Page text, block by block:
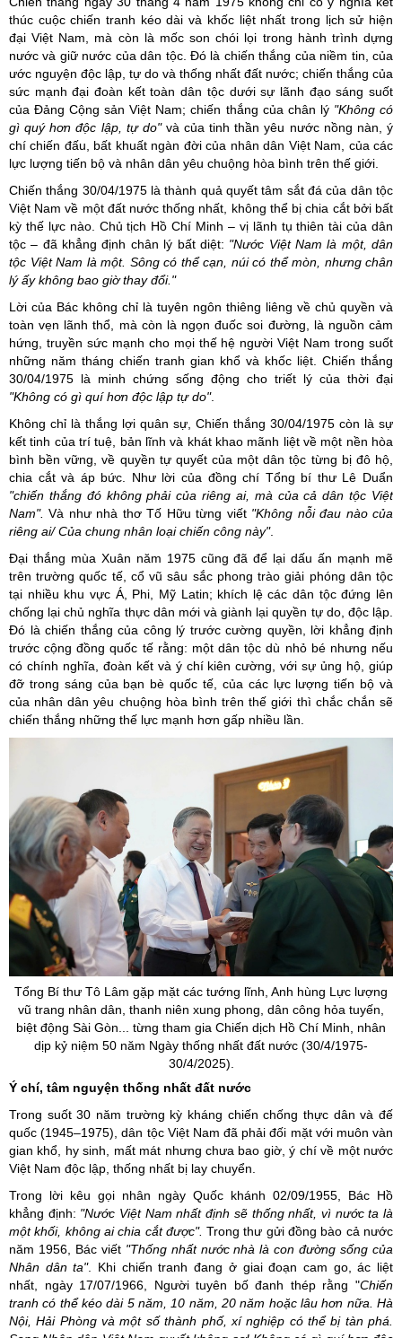
thúc cuộc chiến tranh kéo dài và khốc liệt nhất trong lịch sử hiện
đại Việt Nam, mà còn là mốc son chói lọi trong hành trình dựng
nước và giữ nước của dân tộc. Đó là chiến thắng của niềm tin, của
ước nguyện độc lập, tự do và thống nhất đất nước; chiến thắng của
sức mạnh đại đoàn kết toàn dân tộc dưới sự lãnh đạo sáng suốt
của Đảng Cộng sản Việt Nam; chiến thắng của chân lý "Không có
gì quý hơn độc lập, tự do"và của tinh thần yêu nước nồng nàn, ý
chí chiến đấu, bất khuất ngàn đời của nhân dân Việt Nam, của các
lực lượng tiến bộ và nhân dân yêu chuộng hòa bình trên thế giới.
Chiến thắng 30/04/1975 là thành quả quyết tâm sắt đá của dân tộc
Việt Nam về một đất nước thống nhất, không thể bị chia cắt bởi bất
kỳ thế lực nào. Chủ tịch Hồ Chí Minh – vị lãnh tụ thiên tài của dân
tộc – đã khẳng định chân lý bất diệt: "Nước Việt Nam là một, dân
tộc Việt Nam là một. Sông có thể cạn, núi có thể mòn, nhưng chân
lý ấy không bao giờ thay đổi."
Lời của Bác không chỉ là tuyên ngôn thiêng liêng về chủ quyền và
toàn vẹn lãnh thổ, mà còn là ngọn đuốc soi đường, là nguồn cảm
hứng, truyền sức mạnh cho mọi thế hệ người Việt Nam trong suốt
những năm tháng chiến tranh gian khổ và khốc liệt. Chiến thắng
30/04/1975 là minh chứng sống động cho triết lý của thời đại
"Không có gì quí hơn độc lập tự do".
Không chỉ là thắng lợi quân sự, Chiến thắng 30/04/1975 còn là sự
kết tinh của trí tuệ, bản lĩnh và khát khao mãnh liệt về một nền hòa
bình bền vững, về quyền tự quyết của một dân tộc từng bị đô hộ,
chia cắt và áp bức. Như lời của đồng chí Tổng bí thư Lê Duẩn
"chiến thắng đó không phải của riêng ai, mà của cả dân tộc Việt
Nam". Và như nhà thơ Tố Hữu từng viết "Không nỗi đau nào của
riêng ai/ Của chung nhân loại chiến công này".
Đại thắng mùa Xuân năm 1975 cũng đã để lại dấu ấn mạnh mẽ
trên trường quốc tế, cổ vũ sâu sắc phong trào giải phóng dân tộc
tại nhiều khu vực Á, Phi, Mỹ Latin; khích lệ các dân tộc đứng lên
chống lại chủ nghĩa thực dân mới và giành lại quyền tự do, độc lập.
Đó là chiến thắng của công lý trước cường quyền, lời khẳng định
trước cộng đồng quốc tế rằng: một dân tộc dù nhỏ bé nhưng nếu
có chính nghĩa, đoàn kết và ý chí kiên cường, với sự ủng hộ, giúp
đỡ trong sáng của bạn bè quốc tế, của các lực lượng tiến bộ và
của nhân dân yêu chuộng hòa bình trên thế giới thì chắc chắn sẽ
chiến thắng những thế lực mạnh hơn gấp nhiều lần.
Tổng Bí thư Tô Lâm gặp mặt các tướng lĩnh, Anh hùng Lực lượng
vũ trang nhân dân, thanh niên xung phong, dân công hỏa tuyến,
biệt động Sài Gòn... từng tham gia Chiến dịch Hồ Chí Minh, nhân
dịp kỷ niệm 50 năm Ngày thống nhất đất nước (30/4/1975-
30/4/2025).
Ý chí, tâm nguyện thống nhất đất nước
Trong suốt 30 năm trường kỳ kháng chiến chống thực dân và đế
quốc (1945–1975), dân tộc Việt Nam đã phải đối mặt với muôn vàn
gian khổ, hy sinh, mất mát nhưng chưa bao giờ, ý chí về một nước
Việt Nam độc lập, thống nhất bị lay chuyển.
Trong lời kêu gọi nhân ngày Quốc khánh 02/09/1955, Bác Hồ
khẳng định: "Nước Việt Nam nhất định sẽ thống nhất, vì nước ta là
một khối, không ai chia cắt được". Trong thư gửi đồng bào cả nước
năm 1956, Bác viết "Thống nhất nước nhà là con đường sống của
Nhân dân ta". Khi chiến tranh đang ở giai đoạn cam go, ác liệt
nhất, ngày 17/07/1966, Người tuyên bố đanh thép rằng "Chiến
tranh có thể kéo dài 5 năm, 10 năm, 20 năm hoặc lâu hơn nữa. Hà
Nội, Hải Phòng và một số thành phố, xí nghiệp có thể bị tàn phá.